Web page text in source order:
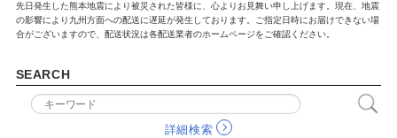
先日発生した熊本地震により被災された皆様に、心よりお見舞い申し上げます。現在、地震
の影響により九州方面への配送に遅延が発生しております。ご指定日時にお届けできない場
合がございますので、配送状況は各配送業者のホームページをご確認ください。
SEARCH
詳細検索